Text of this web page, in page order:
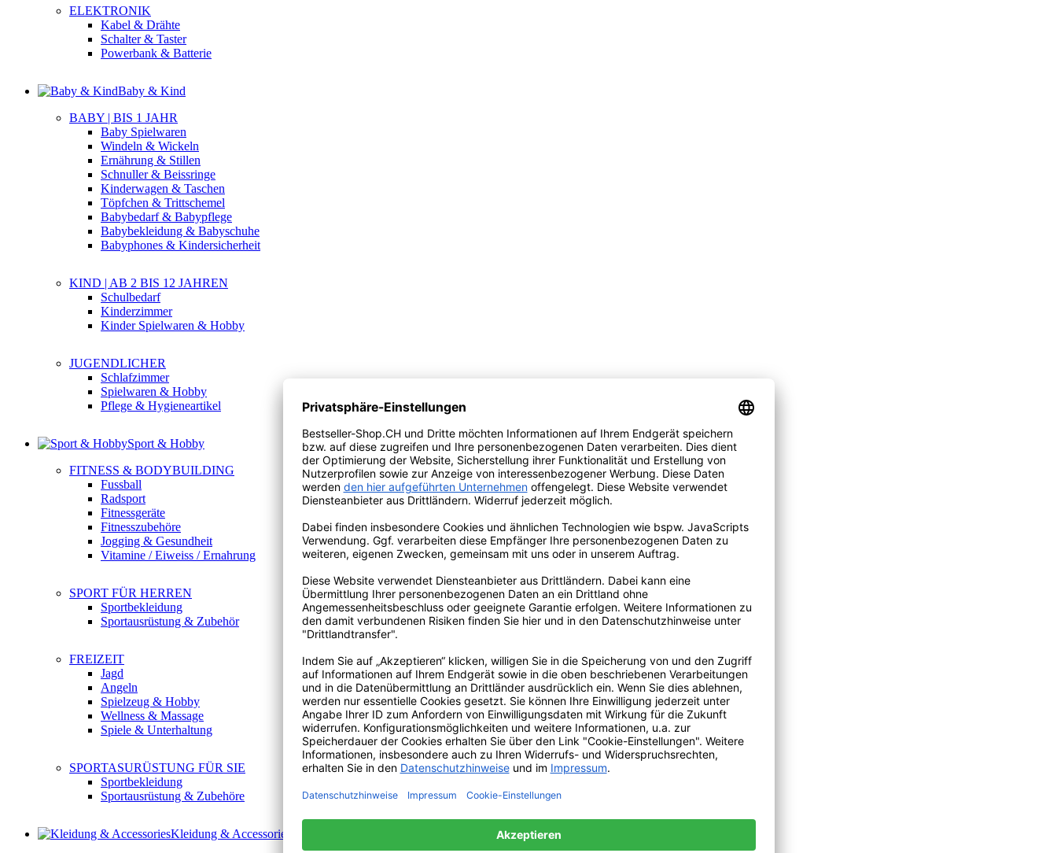
ELEKTRONIK
Kabel & Drähte
Schalter & Taster
Powerbank & Batterie
Baby & Kind
BABY | BIS 1 JAHR
Baby Spielwaren
Windeln & Wickeln
Ernährung & Stillen
Schnuller & Beissringe
Kinderwagen & Taschen
Töpfchen & Trittschemel
Babybedarf & Babypflege
Babybekleidung & Babyschuhe
Babyphones & Kindersicherheit
KIND | AB 2 BIS 12 JAHREN
Schulbedarf
Kinderzimmer
Kinder Spielwaren & Hobby
JUGENDLICHER
Schlafzimmer
Spielwaren & Hobby
Pflege & Hygieneartikel
Sport & Hobby
FITNESS & BODYBUILDING
Fussball
Radsport
Fitnessgeräte
Fitnesszubehöre
Jogging & Gesundheit
Vitamine / Eiweiss / Ernahrung
SPORT FÜR HERREN
Sportbekleidung
Sportausrüstung & Zubehör
FREIZEIT
Jagd
Angeln
Spielzeug & Hobby
Wellness & Massage
Spiele & Unterhaltung
SPORTASURÜSTUNG FÜR SIE
Sportbekleidung
Sportausrüstung & Zubehöre
Kleidung & Accessories